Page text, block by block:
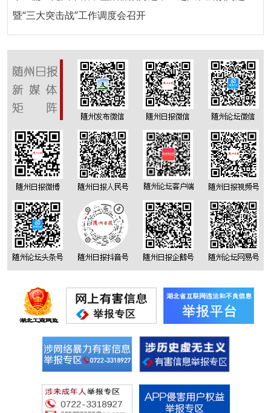
暨“三大突击战”工作调度会召开